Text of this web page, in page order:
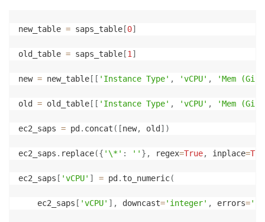
new_table = saps_table [0]
old_table = saps_table [1 ]
new = new_table [ [ 'Instance Type' , 'vCPU' , 'Mem
old = old_table [ [ 'Instance Type' , 'vCPU' , 'Mem
ec2_saps = pd . concat ( [new, old ] )
ec2_saps . replace({ '\*' : '' } , regex=True, inplace=
ec2_saps [ 'vCPU' ] = pd . to_numeric(
    ec2_saps
[ 'vCPU' ] , downcast='integer' , errors=